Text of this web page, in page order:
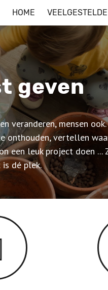
HOME
geven
mensen
onthouden, vertellen
een leuk project doen
dé plek.